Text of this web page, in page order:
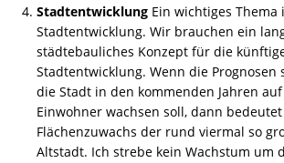
Stadtentwicklung Ein wichtiges Thema
Stadtentwicklung. Wir brauchen ein
städtebauliches Konzept für die
Stadtentwicklung. Wenn die Prognosen
die Stadt in den kommenden Jahren
Einwohner wachsen soll, dann
Flächenzuwachs der rund viermal so
Altstadt. Ich strebe kein Wachstum um